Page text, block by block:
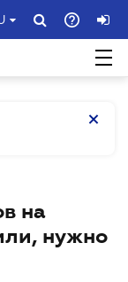
на
нужно